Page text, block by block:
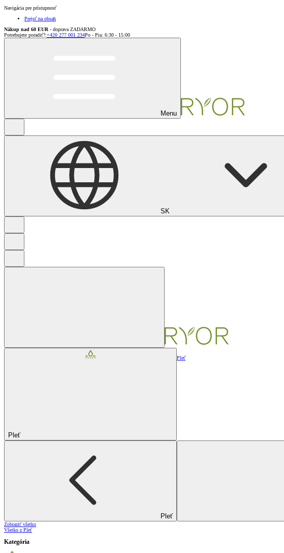
Navigácia pre prístupnosť
Prejsť na obsah
Nákup nad 60 EUR - doprava ZADARMO
Potrebujete poradiť?:+420 277 001 234Po - Pia: 6:30 - 15:00
Menu
SK
Pleť
Pleť
Pleť
Zobraziť všetko
Všetko z Pleť
Kategória